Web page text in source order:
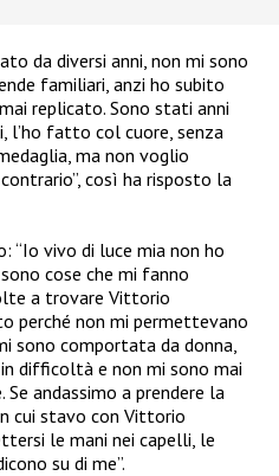
da diversi anni, non mi sono
familiari, anzi ho subito
replicato. Sono stati anni
fatto col cuore, senza
ma non voglio
così ha risposto la
“Io vivo di luce mia non ho
cose che mi fanno
a trovare Vittorio
perché non mi permettevano
sono comportata da donna,
difficoltà e non mi sono mai
andassimo a prendere la
cui stavo con Vittorio
le mani nei capelli, le
su di me”.